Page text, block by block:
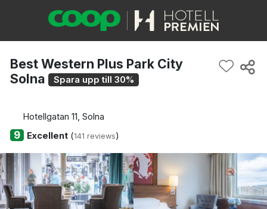
Best Western Plus Park City
Solna
Spara upp till 30%
Hotellgatan 11, Solna
9 Excellent(141 reviews)